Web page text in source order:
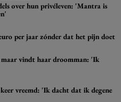
over hun privéleven: 'Mantra is
per jaar zónder dat het pijn doet
vindt haar droomman: 'Ik
vreemd: 'Ik dacht dat ik degene